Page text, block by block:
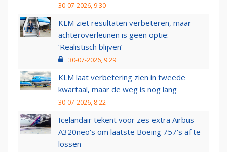
30-07-2026, 9:30
KLM ziet resultaten verbeteren, maar
achteroverleunen is geen optie:
‘Realistisch blijven’
30-07-2026, 9:29
KLM laat verbetering zien in tweede
kwartaal, maar de weg is nog lang
30-07-2026, 8:22
Icelandair tekent voor zes extra Airbus
A320neo's om laatste Boeing 757's af te
lossen